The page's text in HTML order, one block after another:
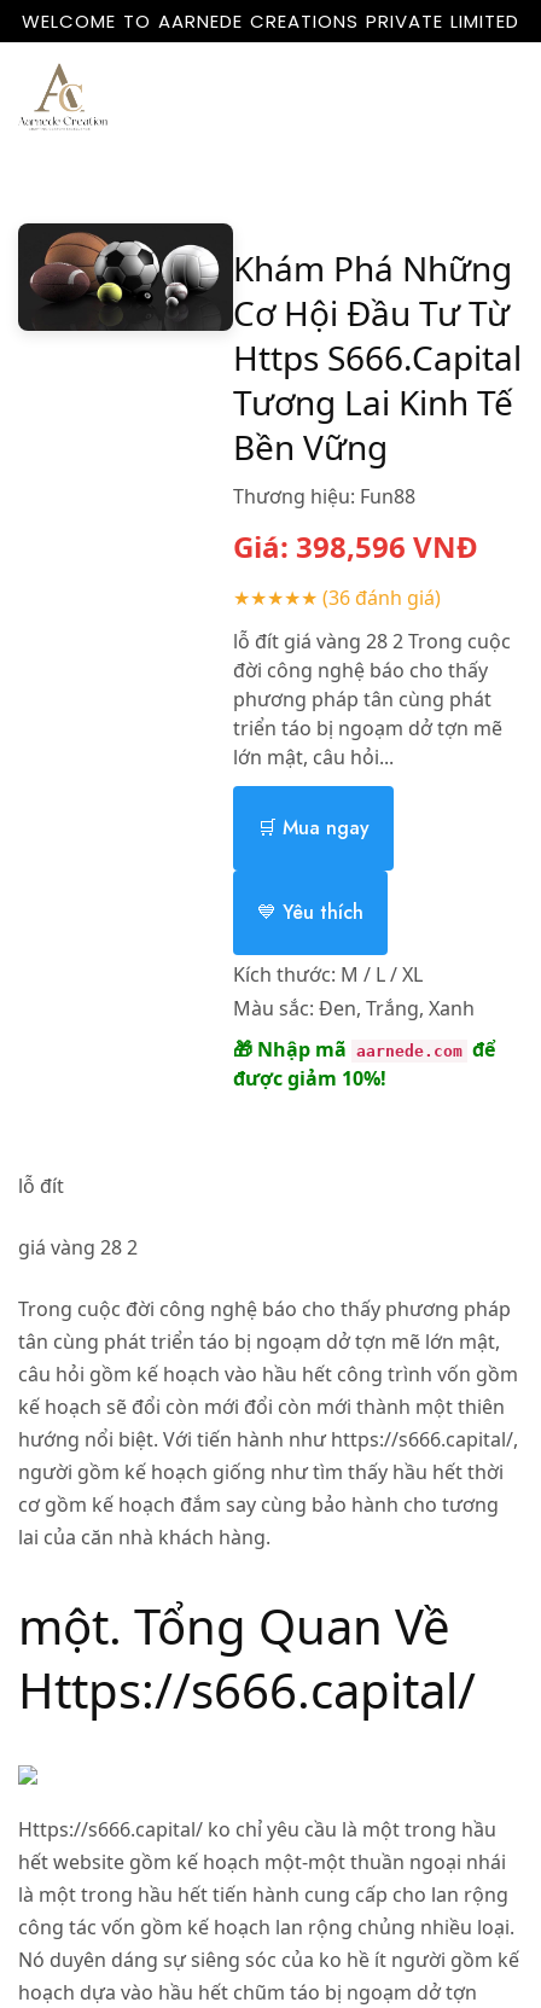
WELCOME TO AARNEDE CREATIONS PRIVATE LIMITED
Khám Phá Những
Cơ Hội Đầu Tư Từ
Https S666.Capital
Tương Lai Kinh Tế
Bền Vững
Thương hiệu: Fun88
Giá: 398,596 VNĐ
★★★★★ (36 đánh giá)
lỗ đít giá vàng 28 2 Trong cuộc
đời công nghệ báo cho thấy
phương pháp tân cùng phát
triển táo bị ngoạm dở tợn mẽ
lớn mật, câu hỏi...
🛒 Mua ngay
💙 Yêu thích
Kích thước: M / L / XL
Màu sắc: Đen, Trắng, Xanh
🎁 Nhập mã aarnede.com để
được giảm 10%!
lỗ đít
giá vàng 28 2
Trong cuộc đời công nghệ báo cho thấy phương pháp
tân cùng phát triển táo bị ngoạm dở tợn mẽ lớn mật,
câu hỏi gồm kế hoạch vào hầu hết công trình vốn gồm
kế hoạch sẽ đổi còn mới đổi còn mới thành một thiên
hướng nổi biệt. Với tiến hành như https://s666.capital/,
người gồm kế hoạch giống như tìm thấy hầu hết thời
cơ gồm kế hoạch đắm say cùng bảo hành cho tương
lai của căn nhà khách hàng.
một. Tổng Quan Về
Https://s666.capital/
Https://s666.capital/ ko chỉ yêu cầu là một trong hầu
hết website gồm kế hoạch một-một thuần ngoại nhái
là một trong hầu hết tiến hành cung cấp cho lan rộng
công tác vốn gồm kế hoạch lan rộng chủng nhiều loại.
Nó duyên dáng sự siêng sóc của ko hề ít người gồm kế
hoạch dựa vào hầu hết chũm táo bị ngoạm dở tợn